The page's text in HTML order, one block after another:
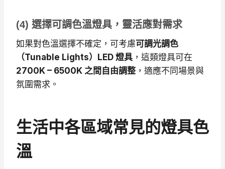
(4) 選擇可調色溫燈具，靈活應對需求
如果對色溫選擇不確定，可考慮可調光調色
（Tunable Lights）LED 燈具 ，這類燈具可在
2700K – 6500K 之間自由調整 ，適應不同場景與
氛圍需求。
生活中各區域常見的燈具色
溫